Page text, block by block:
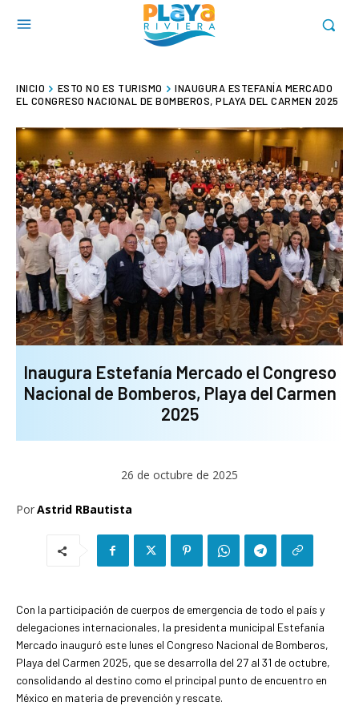
INICIO ESTO NO ES TURISMO
INAUGURA ESTEFANÍA MERCADO
EL CONGRESO NACIONAL DE BOMBEROS, PLAYA DEL CARMEN 2025
Inaugura Estefanía Mercado el Congreso
Nacional de Bomberos, Playa del Carmen
2025
26 de octubre de 2025
PorAstrid RBautista
Con la participación de cuerpos de emergencia de todo el país y
delegaciones internacionales, la presidenta municipal Estefanía
Mercado inauguró este lunes el Congreso Nacional de Bomberos,
Playa del Carmen 2025, que se desarrolla del 27 al 31 de octubre,
consolidando al destino como el principal punto de encuentro en
México en materia de prevención y rescate.